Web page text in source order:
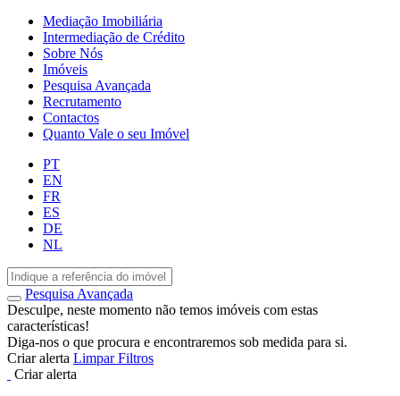
Mediação Imobiliária
Intermediação de Crédito
Sobre Nós
Imóveis
Pesquisa Avançada
Recrutamento
Contactos
Quanto Vale o seu Imóvel
PT
EN
FR
ES
DE
NL
Pesquisa Avançada
Desculpe, neste momento não temos imóveis com estas
características!
Diga-nos o que procura e encontraremos sob medida para si.
Criar alerta Limpar Filtros
Criar alerta